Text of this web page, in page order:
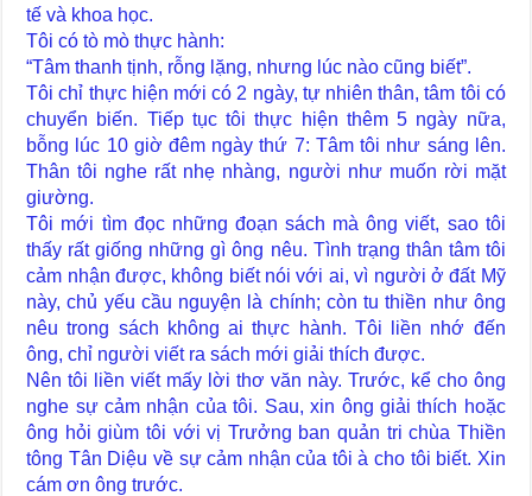
tế và khoa học.
Tôi có tò mò thực hành:
“Tâm thanh tịnh, rỗng lặng, nhưng lúc nào cũng biết”.
Tôi chỉ thực hiện mới có 2 ngày, tự nhiên thân, tâm tôi có
chuyển biến. Tiếp tục tôi thực hiện thêm 5 ngày nữa,
bỗng lúc 10 giờ đêm ngày thứ 7: Tâm tôi như sáng lên.
Thân tôi nghe rất nhẹ nhàng, người như muốn rời mặt
giường.
Tôi mới tìm đọc những đoạn sách mà ông viết, sao tôi
thấy rất giống những gì ông nêu. Tình trạng thân tâm tôi
cảm nhận được, không biết nói với ai, vì người ở đất Mỹ
này, chủ yếu cầu nguyện là chính; còn tu thiền như ông
nêu trong sách không ai thực hành. Tôi liền nhớ đến
ông, chỉ người viết ra sách mới giải thích được.
Nên tôi liền viết mấy lời thơ văn này. Trước, kể cho ông
nghe sự cảm nhận của tôi. Sau, xin ông giải thích hoặc
ông hỏi giùm tôi với vị Trưởng ban quản tri chùa Thiền
tông Tân Diệu về sự cảm nhận của tôi à cho tôi biết. Xin
cám ơn ông trước.